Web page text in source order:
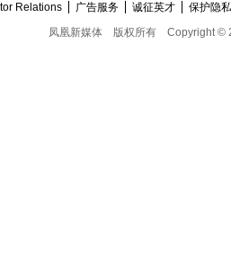
Relations 广告服务 诚征英才
保护隐
凤凰新媒体
版权所有 Copyright ©